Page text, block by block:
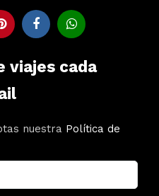
viajes cada
nuestra Política de